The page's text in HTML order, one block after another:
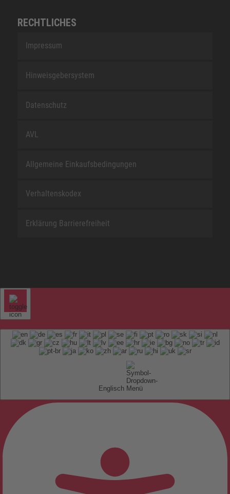
RECHTLICHES
Impressum
Hinweisgebersystem
Datenschutz
AVL
Allgemeine Einkaufsbedingungen
Verhaltenskodex
Erklärung Barrierefreiheit
Englisch